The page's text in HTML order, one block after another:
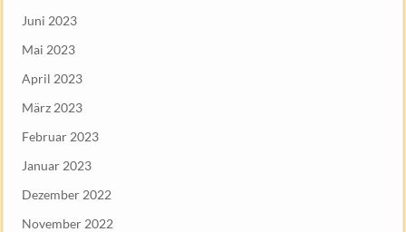
Juni 2023
Mai 2023
April 2023
März 2023
Februar 2023
Januar 2023
Dezember 2022
November 2022